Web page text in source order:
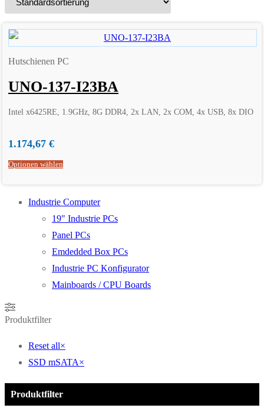
Hutschienen PC
UNO-137-I23BA
Intel x6425RE, 1.9GHz, 8G DDR4, 2x LAN, 2x COM, 4x USB, 8x DIO
1.174,67 €
Optionen wählen
Industrie Computer
19" Industrie PCs
Panel PCs
Emdedded Box PCs
Industrie PC Konfigurator
Mainboards / CPU Boards
Produktfilter
Reset all×
SSD mSATA×
Produktfilter